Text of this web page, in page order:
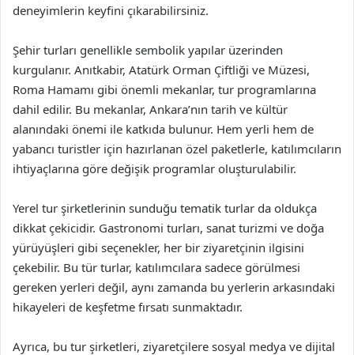
deneyimlerin keyfini çıkarabilirsiniz.
Şehir turları genellikle sembolik yapılar üzerinden
kurgulanır. Anıtkabir, Atatürk Orman Çiftliği ve Müzesi,
Roma Hamamı gibi önemli mekanlar, tur programlarına
dahil edilir. Bu mekanlar, Ankara’nın tarih ve kültür
alanındaki önemi ile katkıda bulunur. Hem yerli hem de
yabancı turistler için hazırlanan özel paketlerle, katılımcıların
ihtiyaçlarına göre değişik programlar oluşturulabilir.
Yerel tur şirketlerinin sunduğu tematik turlar da oldukça
dikkat çekicidir. Gastronomi turları, sanat turizmi ve doğa
yürüyüşleri gibi seçenekler, her bir ziyaretçinin ilgisini
çekebilir. Bu tür turlar, katılımcılara sadece görülmesi
gereken yerleri değil, aynı zamanda bu yerlerin arkasındaki
hikayeleri de keşfetme fırsatı sunmaktadır.
Ayrıca, bu tur şirketleri, ziyaretçilere sosyal medya ve dijital